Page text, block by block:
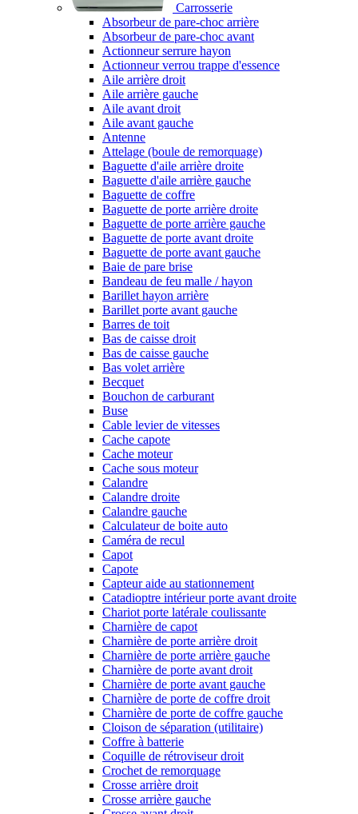
Carrosserie
Absorbeur de pare-choc arrière
Absorbeur de pare-choc avant
Actionneur serrure hayon
Actionneur verrou trappe d'essence
Aile arrière droit
Aile arrière gauche
Aile avant droit
Aile avant gauche
Antenne
Attelage (boule de remorquage)
Baguette d'aile arrière droite
Baguette d'aile arrière gauche
Baguette de coffre
Baguette de porte arrière droite
Baguette de porte arrière gauche
Baguette de porte avant droite
Baguette de porte avant gauche
Baie de pare brise
Bandeau de feu malle / hayon
Barillet hayon arrière
Barillet porte avant gauche
Barres de toit
Bas de caisse droit
Bas de caisse gauche
Bas volet arrière
Becquet
Bouchon de carburant
Buse
Cable levier de vitesses
Cache capote
Cache moteur
Cache sous moteur
Calandre
Calandre droite
Calandre gauche
Calculateur de boite auto
Caméra de recul
Capot
Capote
Capteur aide au stationnement
Catadioptre intérieur porte avant droite
Chariot porte latérale coulissante
Charnière de capot
Charnière de porte arrière droit
Charnière de porte arrière gauche
Charnière de porte avant droit
Charnière de porte avant gauche
Charnière de porte de coffre droit
Charnière de porte de coffre gauche
Cloison de séparation (utilitaire)
Coffre à batterie
Coquille de rétroviseur droit
Crochet de remorquage
Crosse arrière droit
Crosse arrière gauche